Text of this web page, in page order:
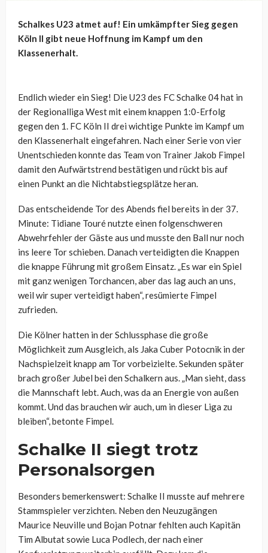
Schalkes U23 atmet auf! Ein umkämpfter Sieg gegen
Köln II gibt neue Hoffnung im Kampf um den
Klassenerhalt.
Endlich wieder ein Sieg! Die U23 des FC Schalke 04 hat in
der Regionalliga West mit einem knappen 1:0-Erfolg
gegen den 1. FC Köln II drei wichtige Punkte im Kampf um
den Klassenerhalt eingefahren. Nach einer Serie von vier
Unentschieden konnte das Team von Trainer Jakob Fimpel
damit den Aufwärtstrend bestätigen und rückt bis auf
einen Punkt an die Nichtabstiegsplätze heran.
Das entscheidende Tor des Abends fiel bereits in der 37.
Minute: Tidiane Touré nutzte einen folgenschweren
Abwehrfehler der Gäste aus und musste den Ball nur noch
ins leere Tor schieben. Danach verteidigten die Knappen
die knappe Führung mit großem Einsatz. „Es war ein Spiel
mit ganz wenigen Torchancen, aber das lag auch an uns,
weil wir super verteidigt haben“, resümierte Fimpel
zufrieden.
Die Kölner hatten in der Schlussphase die große
Möglichkeit zum Ausgleich, als Jaka Cuber Potocnik in der
Nachspielzeit knapp am Tor vorbeizielte. Sekunden später
brach großer Jubel bei den Schalkern aus. „Man sieht, dass
die Mannschaft lebt. Auch, was da an Energie von außen
kommt. Und das brauchen wir auch, um in dieser Liga zu
bleiben“, betonte Fimpel.
Schalke II siegt trotz
Personalsorgen
Besonders bemerkenswert: Schalke II musste auf mehrere
Stammspieler verzichten. Neben den Neuzugängen
Maurice Neuville und Bojan Potnar fehlten auch Kapitän
Tim Albutat sowie Luca Podlech, der nach einer